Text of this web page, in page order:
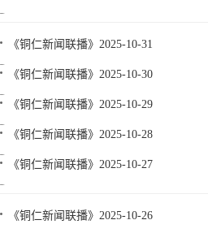
《铜仁新闻联播》2025-10-31
《铜仁新闻联播》2025-10-30
《铜仁新闻联播》2025-10-29
《铜仁新闻联播》2025-10-28
《铜仁新闻联播》2025-10-27
《铜仁新闻联播》2025-10-26